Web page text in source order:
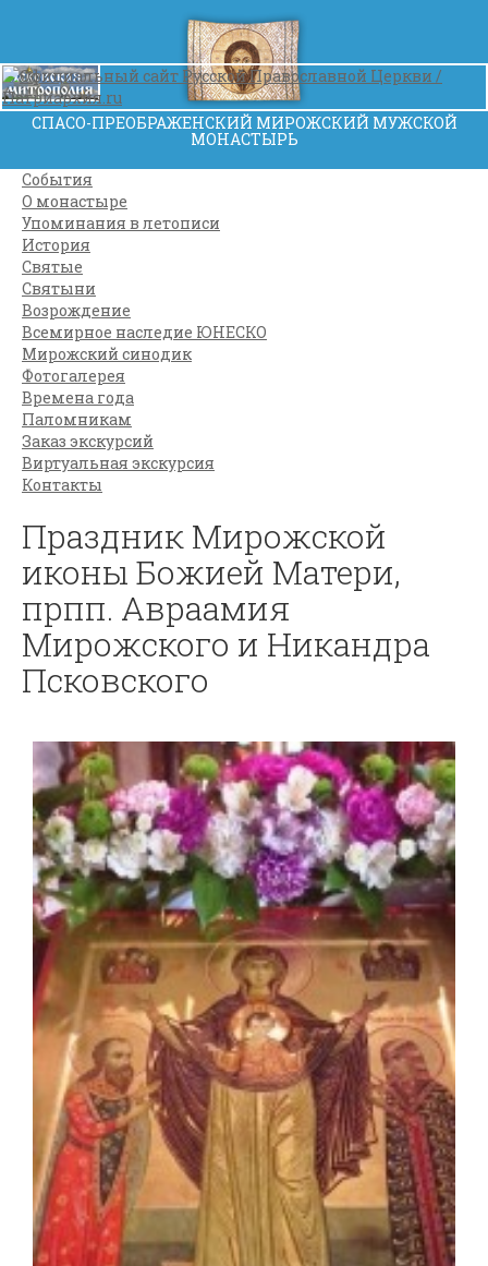
СПАСО-ПРЕОБРАЖЕНСКИЙ МИРОЖСКИЙ МУЖСКОЙ
МОНАСТЫРЬ
События
О монастыре
Упоминания в летописи
История
Святые
Святыни
Возрождение
Всемирное наследие ЮНЕСКО
Мирожский синодик
Фотогалерея
Времена года
Паломникам
Заказ экскурсий
Виртуальная экскурсия
Контакты
Праздник Мирожской
иконы Божией Матери,
прпп. Авраамия
Мирожского и Никандра
Псковского